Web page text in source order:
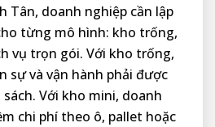
Tân, doanh nghiệp cần lập
từng mô hình: kho trống,
vụ trọn gói. Với kho trống,
sự và vận hành phải được
Với kho mini, doanh
chi phí theo ô, pallet hoặc